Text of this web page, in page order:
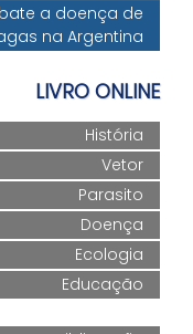
a doença de
na Argentina
LIVRO ONLINE
História
Vetor
Parasito
Doença
Ecologia
Educação